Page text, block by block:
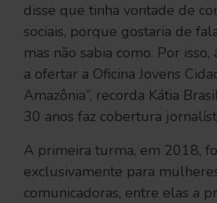
disse que tinha vontade de
sociais, porque gostaria de
mas não sabia como. Por
a ofertar a Oficina Jovens
Amazônia”, recorda Kátia
30 anos faz cobertura
A primeira turma, em 2018,
exclusivamente para
comunicadoras, entre elas a